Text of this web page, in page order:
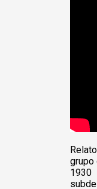
grupo
1930